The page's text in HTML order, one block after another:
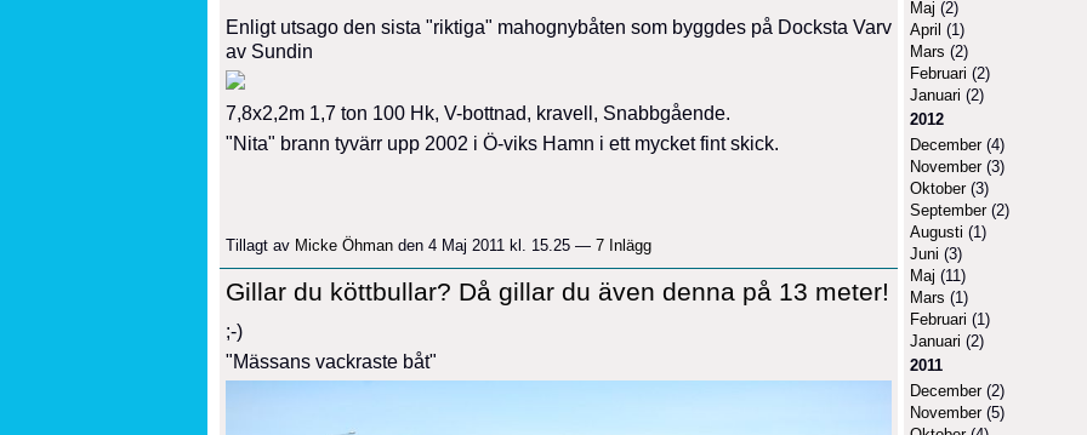
Enligt utsago den sista "riktiga" mahognybåten som byggdes på Docksta Varv
av Sundin
7,8x2,2m 1,7 ton 100 Hk, V-bottnad, kravell, Snabbgående.
"Nita" brann tyvärr upp 2002 i Ö-viks Hamn i ett mycket fint skick.
Tillagt av Micke Öhman den 4 Maj 2011 kl. 15.25 — 7 Inlägg
Gillar du köttbullar? Då gillar du även denna på 13 meter!
;-)
"Mässans vackraste båt"
Maj (2)
April (1)
Mars (2)
Februari (2)
Januari (2)
2012
December(4)
November(3)
Oktober(3)
September(2)
Augusti (1)
Juni (3)
Maj (11)
Mars (1)
Februari (1)
Januari (2)
2011
December(2)
November(5)